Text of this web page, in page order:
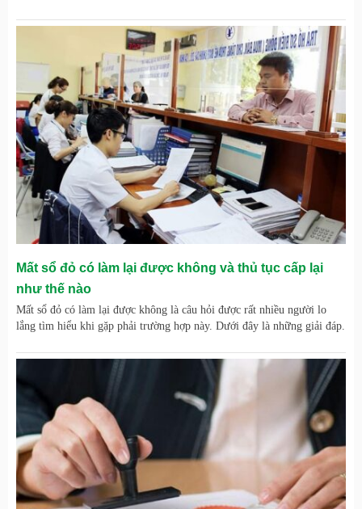
Mất sổ đỏ có làm lại được không và thủ tục cấp lại
như thế nào
Mất sổ đỏ có làm lại được không là câu hỏi được rất nhiều người lo
lắng tìm hiểu khi gặp phải trường hợp này. Dưới đây là những giải đáp.